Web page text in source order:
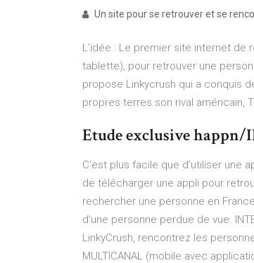
Un site pour se retrouver et se
L’idée : Le premier site internet de
tablette), pour retrouver une
propose Linkycrush qui a conquis
propres terres son rival américain,
Etude exclusive happn/
C'est plus facile que d'utiliser une
de télécharger une appli pour
rechercher une personne en
d'une personne perdue de vue.
LinkyCrush, rencontrez les
MULTICANAL (mobile avec